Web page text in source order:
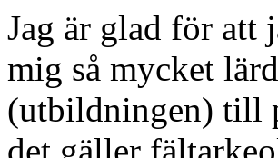
Jag är glad för att
mig så mycket
(utbildningen) till
det gäller